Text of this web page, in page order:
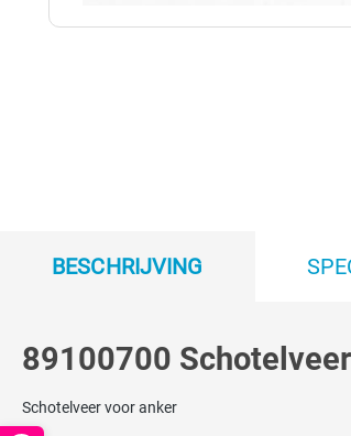
BESCHRIJVING
89100700
Schotelveer voor anker